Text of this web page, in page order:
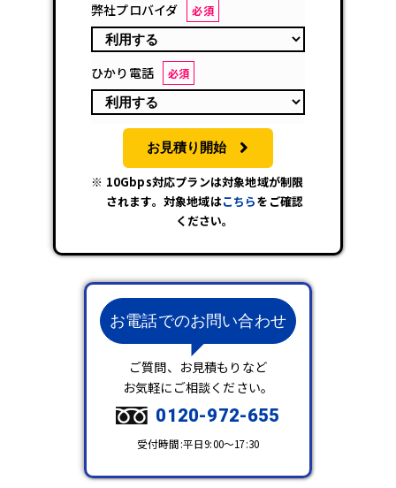
弊社プロバイダ 必須
ひかり電話 必須
お見積り開始
10Gbps対応プランは対象地域が制限
されます。対象地域はこちらをご確認
ください。
お電話でのお問い合わせ
ご質問、お見積もりなど
お気軽にご相談ください。
0120-972-655
受付時間:平日9:00～17:30